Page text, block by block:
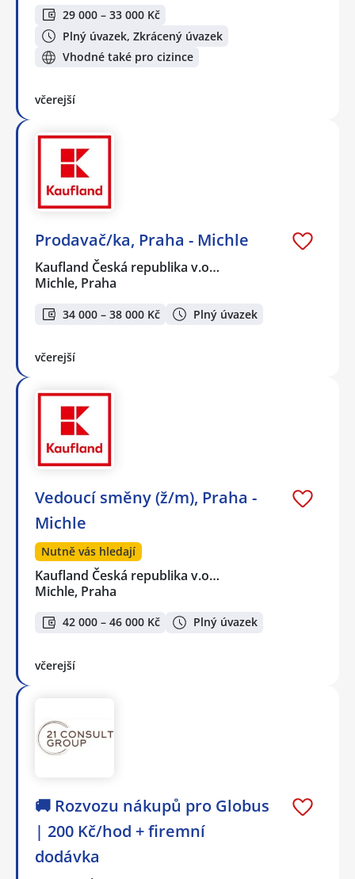
29 000 – 33 000 Kč
Plný úvazek, Zkrácený úvazek
Vhodné také pro cizince
včerejší
Prodavač/ka, Praha - Michle
Kaufland Česká republika v.o…
Michle, Praha
34 000 – 38 000 Kč Plný úvazek
včerejší
Vedoucí směny (ž/m), Praha -
Michle
Nutně vás hledají
Kaufland Česká republika v.o…
Michle, Praha
42 000 – 46 000 Kč Plný úvazek
včerejší
🚚 Rozvozu nákupů pro Globus
| 200 Kč/hod + firemní
dodávka